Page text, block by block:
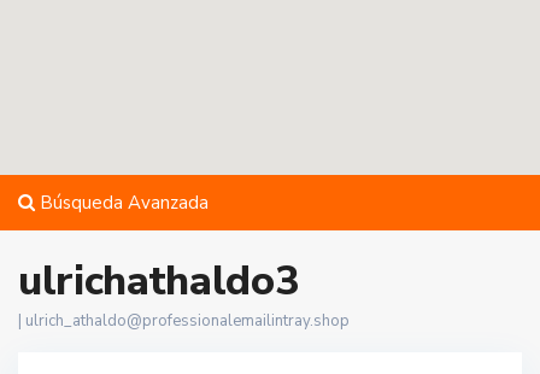
Búsqueda Avanzada
ulrichathaldo3
ulrich_athaldo@professionalemailintray.shop